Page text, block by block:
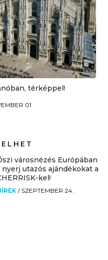
térképpel!
01.
városnézés Európában
nyerj utazós ajándékokat a
kel!
/ SZEPTEMBER 24.